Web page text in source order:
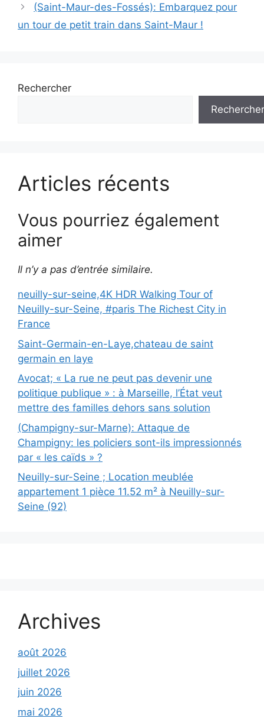
(Saint-Maur-des-Fossés): Embarquez pour
un tour de petit train dans Saint-Maur !
Rechercher
Rechercher
Articles récents
Vous pourriez également
aimer
Il n’y a pas d’entrée similaire.
neuilly-sur-seine,4K HDR Walking Tour of
Neuilly-sur-Seine, #paris The Richest City in
France
Saint-Germain-en-Laye,chateau de saint
germain en laye
Avocat; « La rue ne peut pas devenir une
politique publique » : à Marseille, l’État veut
mettre des familles dehors sans solution
(Champigny-sur-Marne): Attaque de
Champigny: les policiers sont-ils impressionnés
par « les caïds » ?
Neuilly-sur-Seine ; Location meublée
appartement 1 pièce 11.52 m² à Neuilly-sur-
Seine (92)
Archives
août 2026
juillet 2026
juin 2026
mai 2026